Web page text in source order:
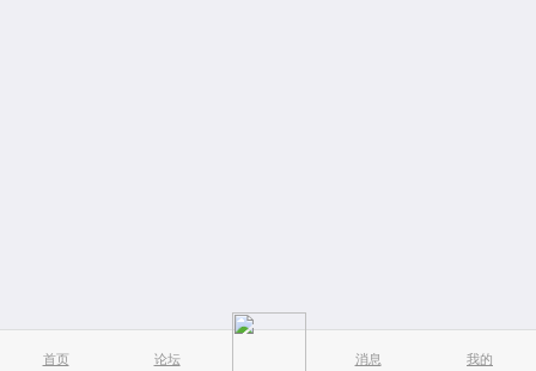
首页 论坛 消息 我的